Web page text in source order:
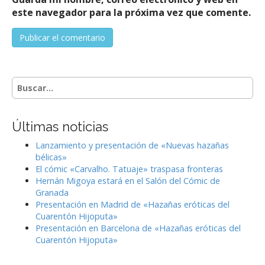
este navegador para la próxima vez que comente.
S
e
c
Últimas noticias
Lanzamiento y presentación de «Nuevas hazañas
bélicas»
El cómic «Carvalho. Tatuaje» traspasa fronteras
Hernán Migoya estará en el Salón del Cómic de
Granada
Presentación en Madrid de «Hazañas eróticas del
Cuarentón Hijoputa»
Presentación en Barcelona de «Hazañas eróticas del
Cuarentón Hijoputa»